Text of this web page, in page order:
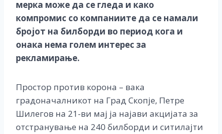
мерка може да се гледа и како
компромис со компаниите да се намали
бројот на билборди во период кога и
онака нема голем интерес за
рекламирање.
Простор против корона – вака
градоначалникот на Град Скопје, Петре
Шилегов на 21-ви мај ја најави акцијата за
отстранување на 240 билборди и ситилајти